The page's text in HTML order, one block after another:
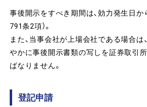
事後開示をすべき期間は、効力発生日か
791条2項）。
また、当事会社が上場会社である場合は
やかに事後開示書類の写しを証券取引
ばなりません。
登記申請